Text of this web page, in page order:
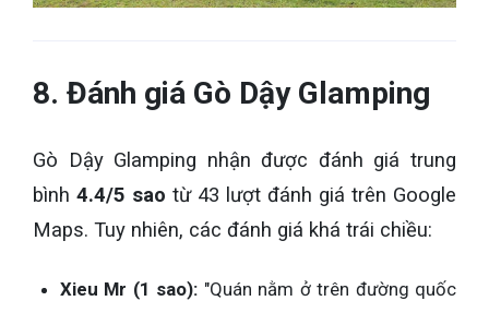
8. Đánh giá Gò Dậy Glamping
Gò Dậy Glamping nhận được đánh giá trung
bình 4.4/5 sao từ 43 lượt đánh giá trên Google
Maps. Tuy nhiên, các đánh giá khá trái chiều:
Xieu Mr (1 sao): "Quán nằm ở trên đường quốc